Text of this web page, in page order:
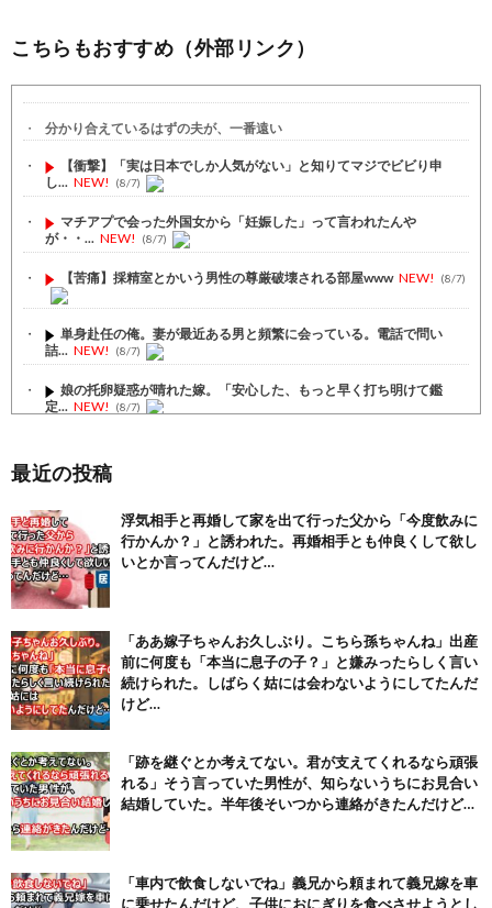
こちらもおすすめ（外部リンク）
分かり合えているはずの夫が、一番遠い
【衝撃】「実は日本でしか人気がない」と知りてマジでビビり申
し... NEW! (8/7)
マチアプで会った外国女から「妊娠した」って言われたんや
が・・... NEW! (8/7)
【苦痛】採精室とかいう男性の尊厳破壊される部屋www NEW! (8/7)
単身赴任の俺。妻が最近ある男と頻繁に会っている。電話で問い
詰... NEW! (8/7)
娘の托卵疑惑が晴れた嫁。「安心した、もっと早く打ち明けて鑑
定... NEW! (8/7)
を...
NEW!
舌を絡ませて、唾液交換して── ちゅっちゅしながらの濃厚エッ...
(7/30)
【パリピ孔明】アニオリ場面も高評価「パリピ」続編への期待が高...
【画像】テイルズで一番マ〇コ舐めまわしたい女の子ｗｗｗｗｗ
(6/22)
Powered by livedoor 相互RSS
最近の投稿
浮気相手と再婚して家を出て行った父から「今度飲みに
行かんか？」と誘われた。再婚相手とも仲良くして欲し
いとか言ってんだけど…
「ああ嫁子ちゃんお久しぶり。こちら孫ちゃんね」出産
前に何度も「本当に息子の子？」と嫌みったらしく言い
続けられた。しばらく姑には会わないようにしてたんだ
けど…
「跡を継ぐとか考えてない。君が支えてくれるなら頑張
れる」そう言っていた男性が、知らないうちにお見合い
結婚していた。半年後そいつから連絡がきたんだけど…
「車内で飲食しないでね」義兄から頼まれて義兄嫁を車
に乗せたんだけど、子供におにぎりを食べさせようとし